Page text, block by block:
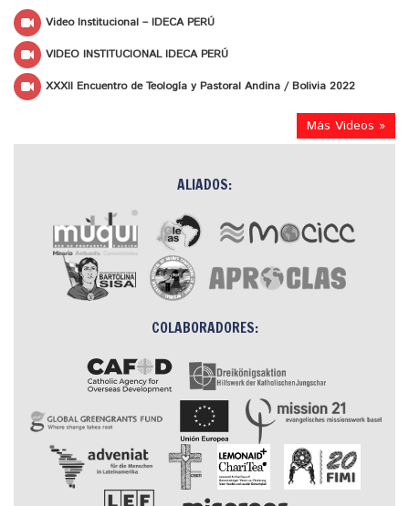
Video Institucional – IDECA PERÚ
VIDEO INSTITUCIONAL IDECA PERÚ
XXXII Encuentro de Teología y Pastoral Andina / Bolivia 2022
Más Videos »
ALIADOS:
COLABORADORES: